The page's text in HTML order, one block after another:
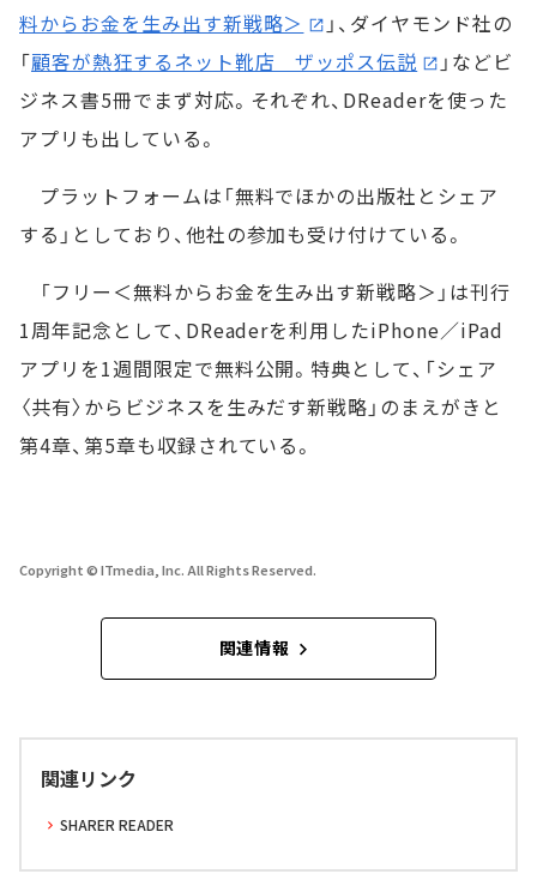
料からお金を生み出す新戦略＞
」、ダイヤモンド社の
「顧客が熱狂するネット靴店 ザッポス伝説
」などビ
ジネス書5冊でまず対応。それぞれ、DReaderを使った
アプリも出している。
プラットフォームは「無料でほかの出版社とシェア
する」としており、他社の参加も受け付けている。
「フリー＜無料からお金を生み出す新戦略＞」は刊行
1周年記念として、DReaderを利用したiPhone／iPad
アプリを1週間限定で無料公開。特典として、「シェア
〈共有〉からビジネスを生みだす新戦略」のまえがきと
第4章、第5章も収録されている。
Copyright © ITmedia, Inc. All Rights Reserved.
関連情報
関連リンク
SHARER READER